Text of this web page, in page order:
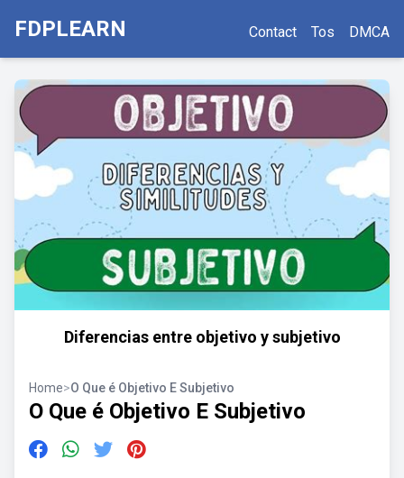
FDPLEARN Contact Tos DMCA
Diferencias entre objetivo y subjetivo
Home>O Que é Objetivo E Subjetivo
O Que é Objetivo E Subjetivo